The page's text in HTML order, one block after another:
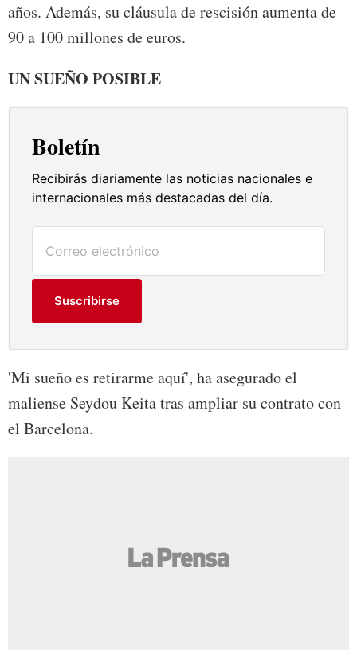
años. Además, su cláusula de rescisión aumenta de
90 a 100 millones de euros.
UN SUEÑO POSIBLE
Boletín
Recibirás diariamente las noticias nacionales e
internacionales más destacadas del día.
Suscribirse
'Mi sueño es retirarme aquí', ha asegurado el
maliense Seydou Keita tras ampliar su contrato con
el Barcelona.